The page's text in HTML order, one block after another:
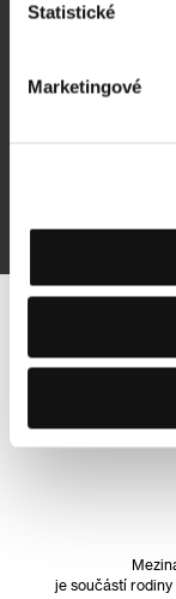
Statistické
Marketingové
je součástí rodiny